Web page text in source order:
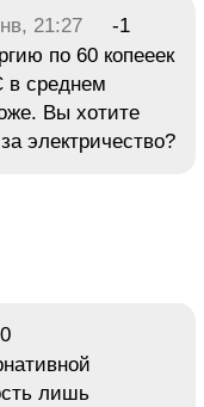
21:27
-1
по 60 копееек
в среднем
Вы хотите
электричество?
0
лишь